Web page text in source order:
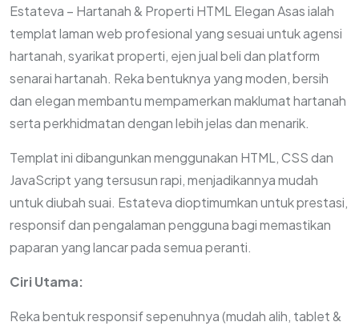
Estateva – Hartanah & Properti HTML Elegan Asas ialah
templat laman web profesional yang sesuai untuk agensi
hartanah, syarikat properti, ejen jual beli dan platform
senarai hartanah. Reka bentuknya yang moden, bersih
dan elegan membantu mempamerkan maklumat hartanah
serta perkhidmatan dengan lebih jelas dan menarik.
Templat ini dibangunkan menggunakan HTML, CSS dan
JavaScript yang tersusun rapi, menjadikannya mudah
untuk diubah suai. Estateva dioptimumkan untuk prestasi,
responsif dan pengalaman pengguna bagi memastikan
paparan yang lancar pada semua peranti.
Ciri Utama:
Reka bentuk responsif sepenuhnya (mudah alih, tablet &